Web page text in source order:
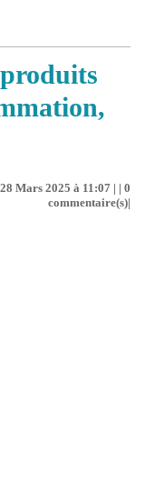
Mars 2025 à 11:07 | | 0
commentaire(s)|